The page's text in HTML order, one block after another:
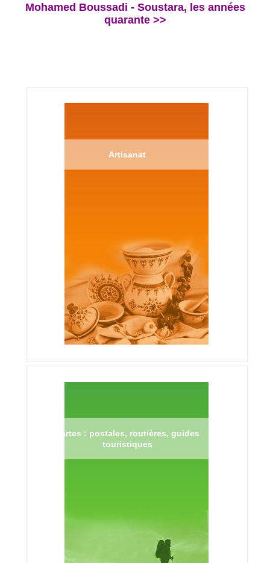
Mohamed Boussadi - Soustara, les années
quarante >>
Artisanat
Cartes : postales, routières, guides
touristiques